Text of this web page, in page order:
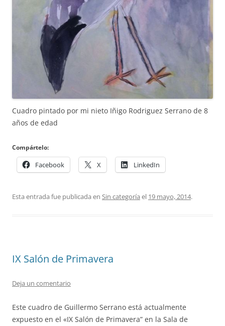
Cuadro pintado por mi nieto Iñigo Rodriguez Serrano de 8
años de edad
Compártelo:
Facebook X LinkedIn
Esta entrada fue publicada en Sin categoría el 19 mayo, 2014.
IX Salón de Primavera
Deja un comentario
Este cuadro de Guillermo Serrano está actualmente
expuesto en el «IX Salón de Primavera” en la Sala de